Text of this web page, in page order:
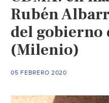
Rubén
del gobierno
(Milenio)
05 FEBRERO 2020